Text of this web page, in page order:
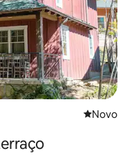
Novo
Novo